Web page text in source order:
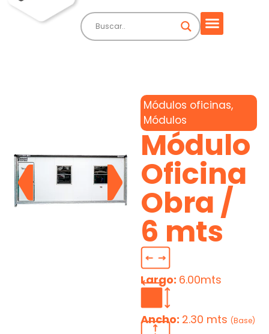
Módulos oficinas,
Módulos
Módulo
Oficina
Obra /
6 mts
Largo: 6.00mts
Ancho: 2.30 mts (Base)